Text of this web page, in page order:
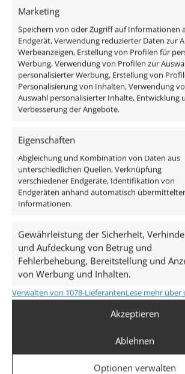
Marketing
Speichern von oder Zugriff auf Informationen
Endgerät, Verwendung reduzierter Daten zur
Werbeanzeigen, Erstellung von Profilen für
Werbung, Verwendung von Profilen zur
personalisierter Werbung, Erstellung von
Personalisierung von Inhalten, Verwendung
Auswahl personalisierter Inhalte, Entwicklung
Verbesserung der Angebote.
Eigenschaften
Abgleichung und Kombination von Daten aus
unterschiedlichen Quellen, Verknüpfung
verschiedener Endgeräte, Identifikation von
Endgeräten anhand automatisch übermittelter
Informationen.
Gewährleistung der Sicherheit,
und Aufdeckung von Betrug und
Fehlerbehebung, Bereitstellung und
von Werbung und Inhalten.
Verwalten von 1078-LieferantenLese mehr über
Akzeptieren
Ablehnen
Optionen verwalten
Deckenleuchte
SIGNATURE 230V | 4-
flammig | 4x 7W |
dimmbar & 93 CRI | 60°
ab164,00€
inkl. MwSt. zzgl.Versandkosten
Lieferzeit:1-3 Tage
|
inkl. MwSt.